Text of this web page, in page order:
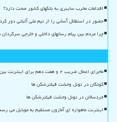
اقدامات مخرب سایبری به بانکهای کشور صحت دارد؟
حضور در استقلال آسانی را از تیم ملی آلبانی دور کرد
چرا مردم بین پیام رسانهای داخلی و خارجی سرگردان
ماجرای اعمال ضریب ۲ و هفت دهم برای اینترنت بین الملل چیست؟
کودکان در تونل وحشت فیلترشکن ها
خردسالان در تونل وحشت فیلترشکن ها
اینترنت ماهواره ای آمازون مستقیم به موبایل می